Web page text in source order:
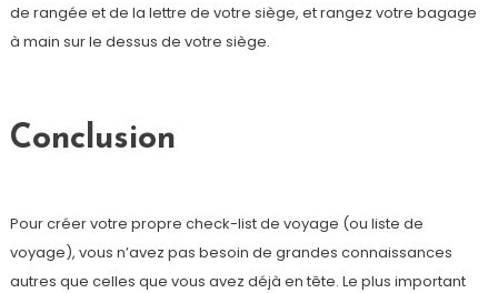
de rangée et de la lettre de votre siège, et rangez votre bagage
à main sur le dessus de votre siège.
Conclusion
Pour créer votre propre check-list de voyage (ou liste de
voyage), vous n’avez pas besoin de grandes connaissances
autres que celles que vous avez déjà en tête. Le plus important